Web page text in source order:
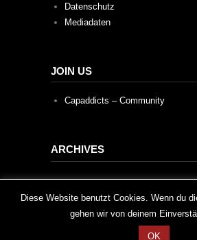
Datenschutz
Mediadaten
JOIN US
Capaddicts – Community
ARCHIVES
Archives
This website uses cookies to improve
assume you're ok with this, but you
Cookie settings
Diese Website benutzt Cookies. Wenn du
gehen wir von deinem
OK